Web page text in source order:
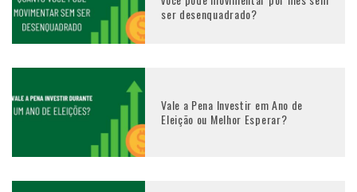
ser desenquadrado?
Vale a Pena Investir em Ano de
Eleição ou Melhor Esperar?